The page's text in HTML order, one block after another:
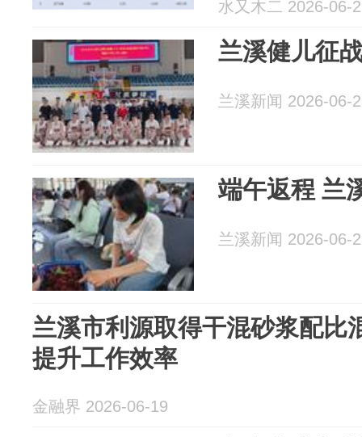
水又木二 2026-06-
兰溪健儿征
兰溪新闻 2026-06-
端午
兰溪新闻 2026-06-
兰溪市利源取得干混砂浆配比
提升工作效率
金融界 2026-06-19